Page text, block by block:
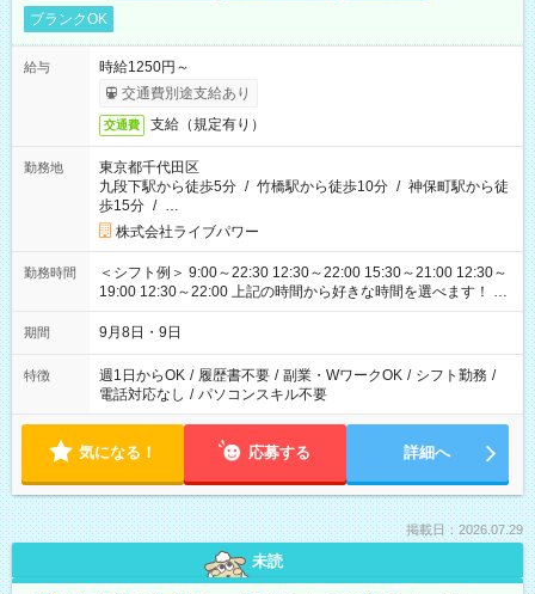
ブランクOK
給与
時給1250円～
交通費別途支給あり
交通費 支給（規定有り）
勤務地
東京都千代田区
九段下駅から徒歩5分 / 竹橋駅から徒歩10分 / 神保町駅から徒
歩15分 / …
株式会社ライブパワー
勤務時間
＜シフト例＞ 9:00～22:30 12:30～22:00 15:30～21:00 12:30～
19:00 12:30～22:00 上記の時間から好きな時間を選べます！ ※
時間は変更となる可能性があります
期間 9月8日・9日
特徴 週1日からOK / 履歴書不要 / 副業・WワークOK / シフト勤務 /
電話対応なし / パソコンスキル不要
気になる！ 応募する 詳細へ
掲載日：2026.07.29
未読